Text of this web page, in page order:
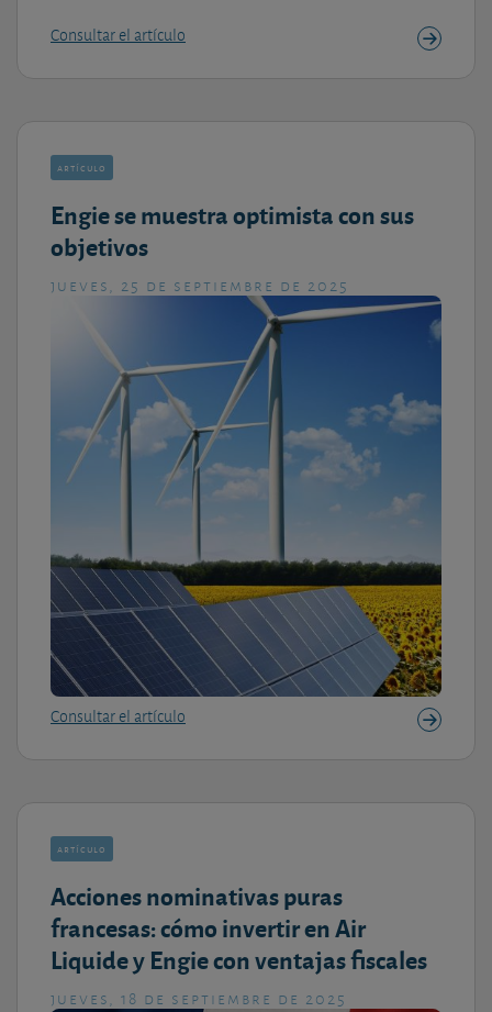
Consultar el artículo
artículo
Engie se muestra optimista con sus
objetivos
jueves, 25 de septiembre de 2025
Consultar el artículo
artículo
Acciones nominativas puras
francesas: cómo invertir en Air
Liquide y Engie con ventajas fiscales
jueves, 18 de septiembre de 2025